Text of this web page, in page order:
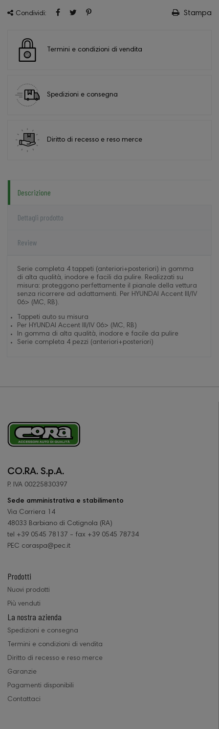
Condividi: Stampa
Termini e condizioni di vendita
Spedizioni e consegna
Diritto di recesso e reso merce
Descrizione
Dettagli prodotto
Review
Serie completa 4 tappeti (anteriori+posteriori) in gomma
di alta qualità, inodore e facili da pulire. Realizzati su
misura: proteggono perfettamente il pianale della vettura
senza ricorrere ad adattamenti. Per HYUNDAI Accent III/IV
06> (MC, RB).
Tappeti auto su misura
Per HYUNDAI Accent III/IV 06> (MC, RB)
In gomma di alta qualità, inodore e facile da pulire
Serie completa 4 pezzi (anteriori+posteriori)
CO.RA. S.p.A.
P. IVA 00225830397
Sede amministrativa e stabilimento
Via Corriera 14
48033 Barbiano di Cotignola (RA)
tel +39 0545 78137 - fax +39 0545 78734
PEC coraspa@pec.it
Prodotti
Nuovi prodotti
Più venduti
La nostra azienda
Spedizioni e consegna
Termini e condizioni di vendita
Diritto di recesso e reso merce
Garanzie
Pagamenti disponibili
Contattaci